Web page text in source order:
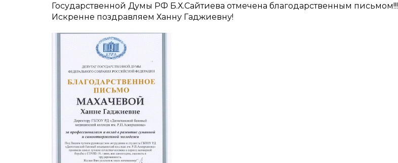
Государственной Думы РФ Б.Х.Сайтиева отмечена благодарственным письмом!!!
Искренне поздравляем Ханну Гаджиевну!